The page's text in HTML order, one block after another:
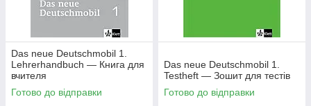
Das neue Deutschmobil 1.
Lehrerhandbuch — Книга для
вчителя
Готово до відправки
Das neue Deutschmobil 1.
Testheft — Зошит для тестів
Готово до відправки